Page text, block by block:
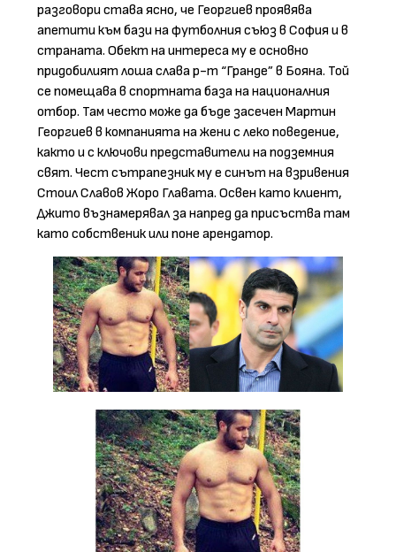
разговори става ясно, че Георгиев проявява
апетити към бази на футболния съюз в София и в
страната. Обект на интереса му е основно
придобилият лоша слава р-т “Гранде” в Бояна. Той
се помещава в спортната база на националния
отбор. Там често може да бъде засечен Мартин
Георгиев в компанията на жени с леко поведение,
както и с ключови представители на подземния
свят. Чест сътрапезник му е синът на взривения
Стоил Славов Жоро Главата. Освен като клиент,
Джито възнамерявал за напред да присъства там
като собственик или поне арендатор.